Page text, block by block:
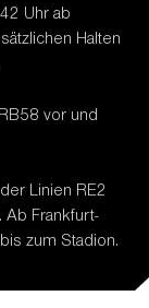
Uhr ab
Halten
vor und
Linien RE2
Frankfurt-
zum Stadion.